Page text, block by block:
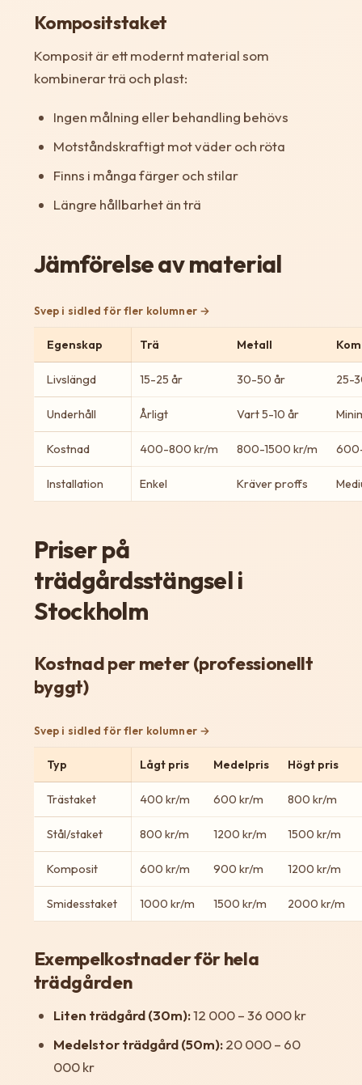
Kompositstaket
Komposit är ett modernt material som
kombinerar trä och plast:
Ingen målning eller behandling behövs
Motståndskraftigt mot väder och röta
Finns i många färger och stilar
Längre hållbarhet än trä
Jämförelse av material
Svep i sidled för fler kolumner
Egenskap Trä Metall
Livslängd 15-25 år 30-50 år 25-
Underhåll Årligt Vart 5-10 år
Kostnad 400-800 kr/m 800-1500 kr/m
Installation Enkel Kräver proffs
Priser på
trädgårdsstängsel i
Stockholm
Kostnad per meter (professionellt
byggt)
Svep i sidled för fler kolumner
Typ Lågt pris Medelpris Högt pris
Trästaket 400 kr/m 600 kr/m 800 kr/m
Stål/staket 800 kr/m 1200 kr/m 1500 kr/m
Komposit 600 kr/m 900 kr/m 1200 kr/m
Smidesstaket 1000 kr/m 1500 kr/m 2000 kr/m
Exempelkostnader för hela
trädgården
Liten trädgård (30m):12 000 – 36 000 kr
Medelstor trädgård (50m):20 000 – 60
000 kr